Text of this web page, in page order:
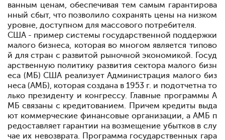
ванным ценам, обеспечивая тем самым гарантирова
нный сбыт, что позволило сохранять цены на низком
уровне, доступном для массового потребителя.
США - пример системы государственной поддержки
малого бизнеса, которая во многом является типово
й для стран с развитой рыночной экономикой. Госуд
арственную политику развития сектора малого бизн
еса (МБ) США реализует Администрация малого биз
неса (АМБ), которая создана в 1953 г. и подотчетна то
лько президенту и конгрессу. Главные программы А
МБ связаны с кредитованием. Причем кредиты выда
ют коммерческие финансовые организации, а АМБ п
редоставляет гарантии на возмещение убытков в слу
чае их невозврата. Программа государственных гара